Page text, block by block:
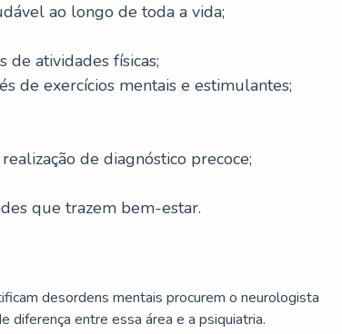
ao longo de toda a vida;
de atividades físicas;
de exercícios mentais e estimulantes;
de diagnóstico precoce;
que trazem bem-estar.
desordens mentais procurem o neurologista
diferença entre essa área e a psiquiatria.